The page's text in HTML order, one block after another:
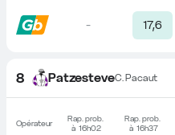
- 17,6
8 PatzesteveC. Pacaut
Opérateur
Rap. prob.
à 16h02
Rap. prob.
à 16h37